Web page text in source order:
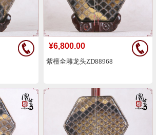
紫檀全雕龙头ZD88968
¥6,800.00